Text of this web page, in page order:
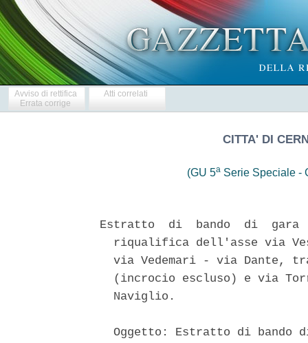
Avviso di rettifica
Errata corrige
Atti correlati
CITTA' DI
(GU 5a Serie Speciale -
Estratto  di  bando  di
riqualifica dell'asse via
via Vedemari - via Dante,
(incrocio escluso) e via
  Naviglio.
Oggetto: Estratto di bando